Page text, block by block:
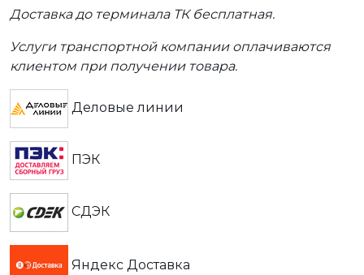
Доставка до терминала ТК бесплатная.
Услуги транспортной компании оплачиваются
клиентом при получении товара.
Деловые линии
ПЭК
СДЭК
Яндекс Доставка